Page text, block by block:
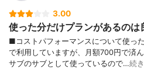
3.00
使った分だけプランがあるのは
■コストパフォーマンスについて使っ
で利用していますが、月額700円で済
サブのサブとして使っているので…続